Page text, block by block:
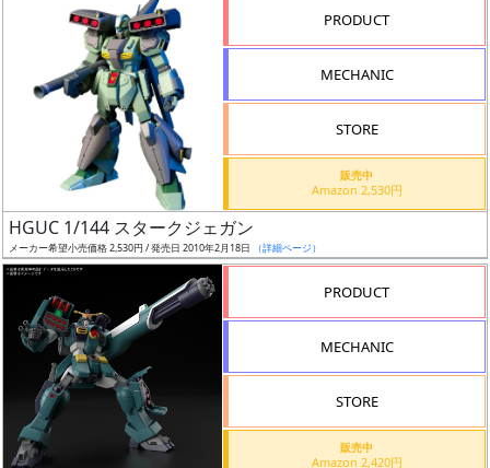
抽
選
中
在
近
PRODUCT
MECHANIC
STORE
販売中
Amazon 2,530円
HGUC 1/144 スタークジェガン
メーカー希望小売価格 2,530円 / 発売日 2010年2月18日 （詳細ページ）
PRODUCT
MECHANIC
STORE
販売中
Amazon 2,420円